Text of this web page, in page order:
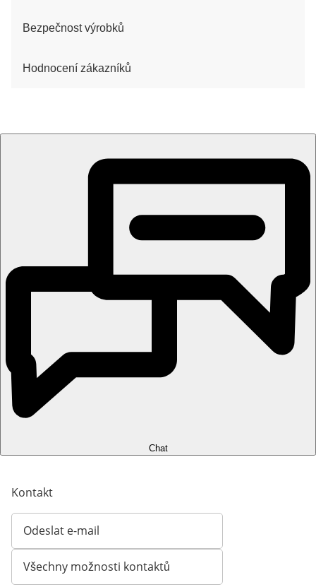
Bezpečnost výrobků
Hodnocení zákazníků
Chat
Kontakt
Odeslat e-mail
Otevírá e-mailového klienta
Všechny možnosti kontaktů